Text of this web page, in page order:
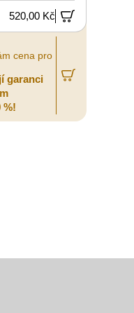
520,00 Kč
cena pro
garanci
%!